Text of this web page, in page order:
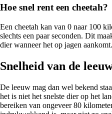
Hoe snel rent een cheetah?
Een cheetah kan van 0 naar 100
slechts een paar seconden. Dit
dier wanneer het op jagen aankomt.
Snelheid van de
De leeuw mag dan wel bekend
het is niet het snelste dier op het
bereiken van ongeveer 80